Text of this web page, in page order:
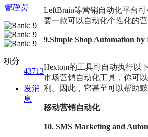
管理员
积分
43713
发消
息
LeftBrain等营销自动化平台
要一款可以自动化个性化的
9.Simple Shop Automation by
Hextom的工具可自动执行以
市场营销自动化工具，你可
利。因此，它甚至可以帮助鼓
移动营销自动化
10. SMS Marketing and